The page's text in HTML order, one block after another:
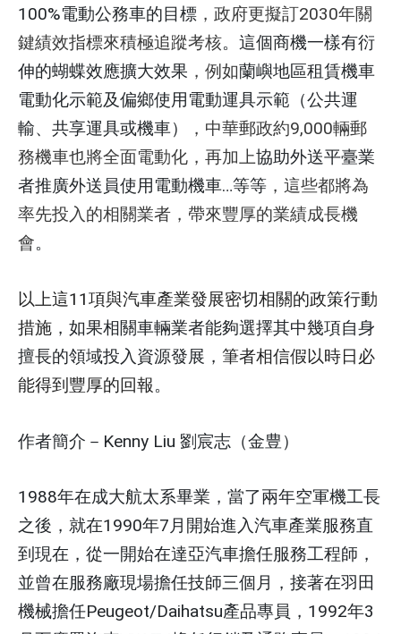
100%電動公務車的目標 ，政府更擬訂2030年關
鍵績效指標來積極追蹤考核。這個商機一樣有衍
伸的蝴蝶效應擴大效果 ，例如蘭嶼地區租賃機車
電動化示範及偏鄉使用電動運具示範（公共運
輸、共享運具或機車）
，中華郵政約9,000輛郵
務機車也將全面電動化，再加上協助外送平臺業
者推廣外送員使用電動機車…等等 ，這些都將為
率先投入的相關業者，帶來豐厚的業績成長機
會。
以上這11項與汽車產業發展密切相關的政策行動
措施 ，如果相關車輛業者能夠選擇其中幾項自身
擅長的領域投入資源發展， 筆者相信假以時日必
能得到豐厚的回報。
作者簡介－Kenny Liu 劉宸志（金豊）
1988年在成大航太系畢業，當了兩年空軍機工長
之後，就在1990年7月開始進入汽車產業服務直
到現在，從一開始在達亞汽車擔任服務工程師，
並曾在服務廠現場擔任技師三個月，接著在羽田
機械擔任Peugeot/Daihatsu產品專員，1992年3